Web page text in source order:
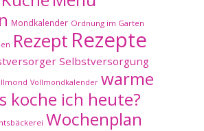
Mondkalender Ordnung im Garten
Rezept Rezepte
Selbstversorgung
Vollmondkalender warme
koche ich heute?
Wochenplan